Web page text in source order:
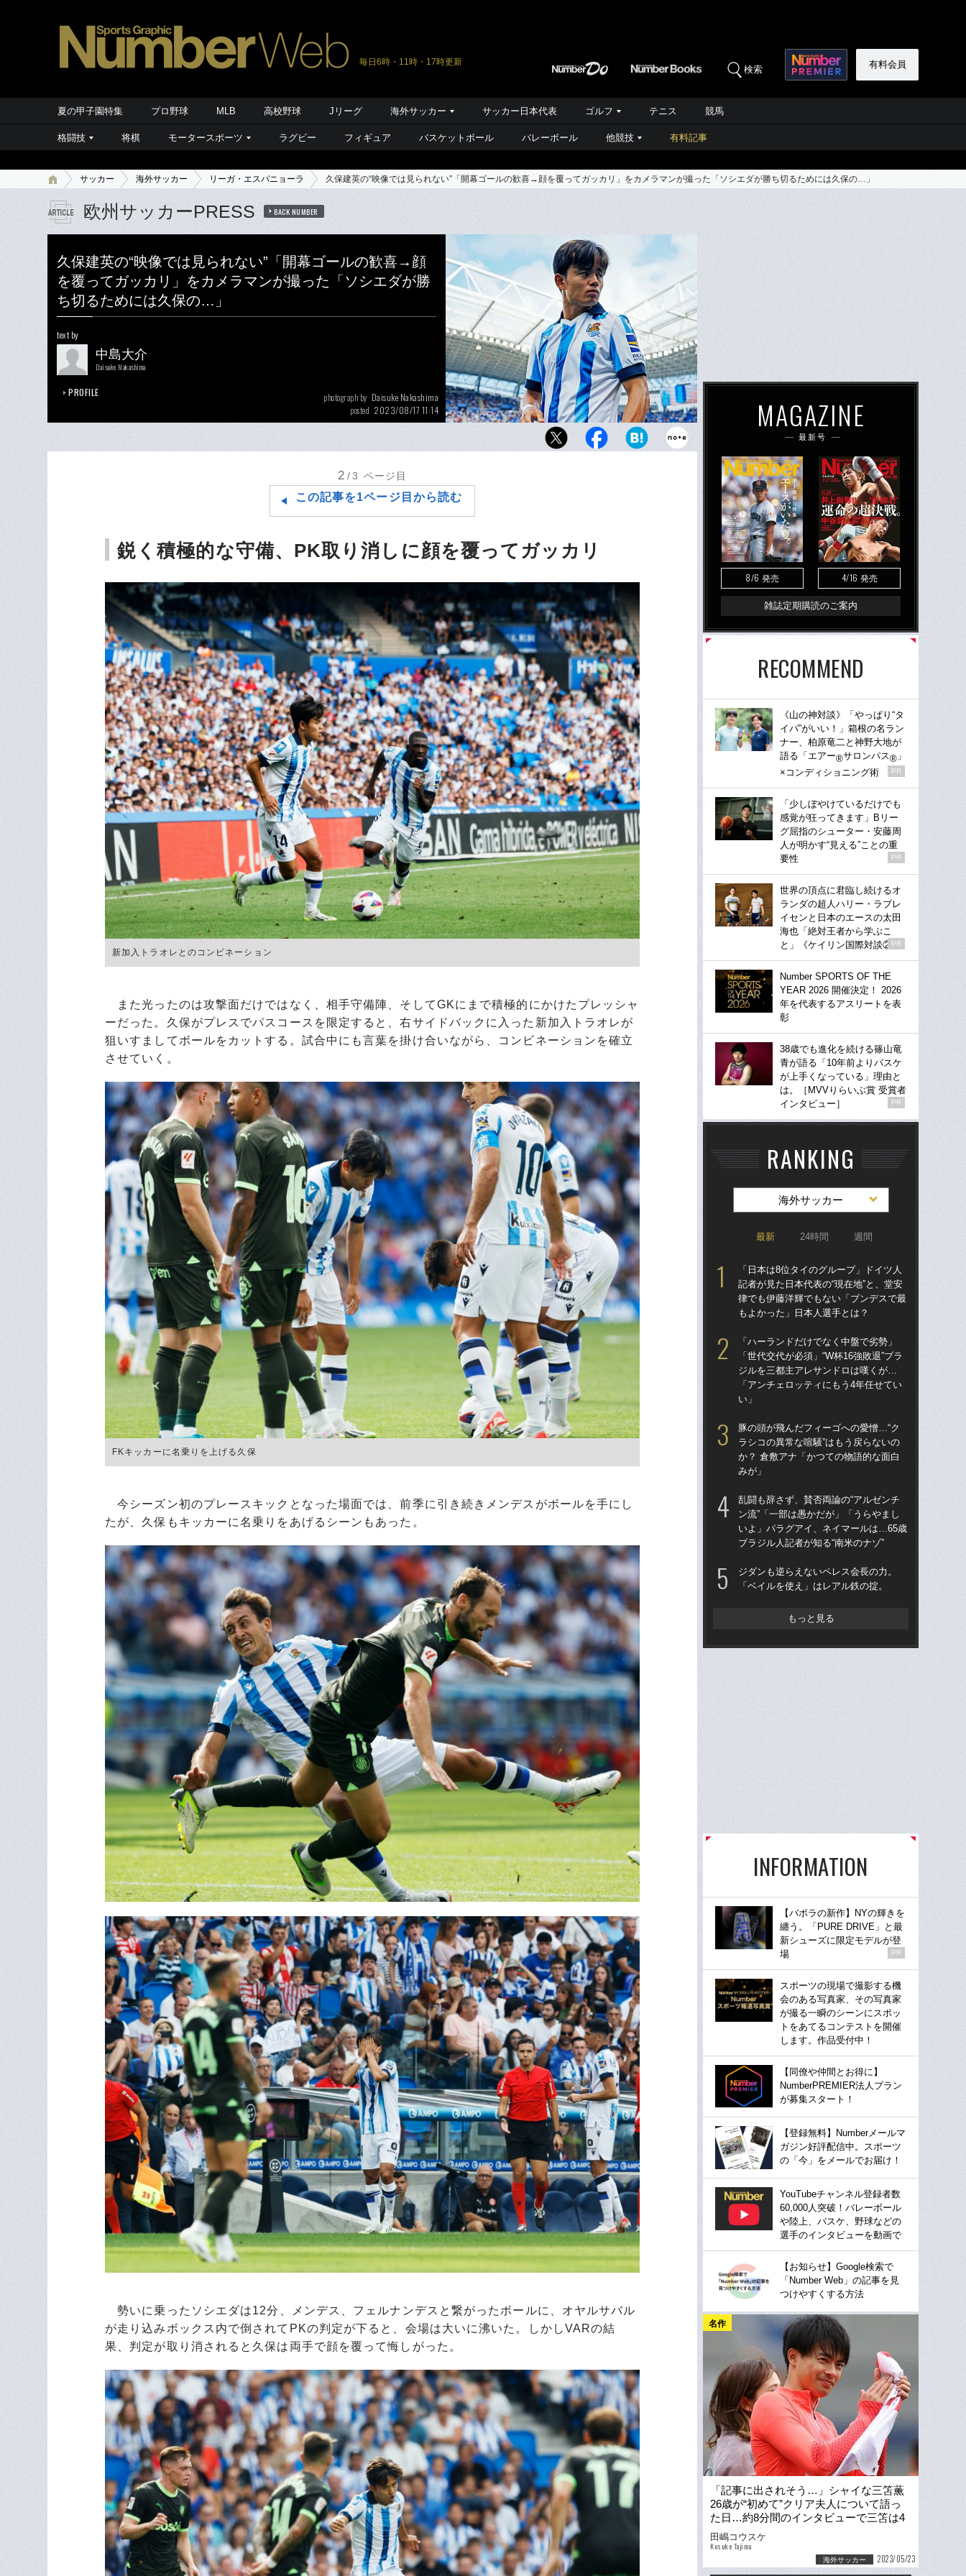
毎日6時・11時・17時更新
検索 有料会員
夏の甲子園特集 プロ野球 MLB 高校野球 Jリーグ 海外サッカー サッカー日本代表 ゴルフ テニス 競馬
格闘技 将棋 モータースポーツ ラグビー フィギュア バスケットボール バレーボール 他競技 有料記事
サッカー 海外サッカー リーガ・エスパニョーラ 久保建英の“映像では見られない”「開幕ゴールの歓喜→顔を覆ってガッカリ」をカメラマンが撮った「ソシエダが勝ち切るためには久保の…」
欧州サッカーPRESS BACK NUMBER
久保建英の“映像では見られない”「開幕ゴールの歓喜→顔
を覆ってガッカリ」をカメラマンが撮った「ソシエダが勝
ち切るためには久保の…」
text by
中島大介
Daisuke Nakashima
PROFILE photograph by Daisuke Nakashima
posted 2023/08/17 11:14
さわやかな夏空にラ・レアルのユニフォームの青と白が映
2 /3 ページ目
この記事を1ページ目から読む
鋭く積極的な守備、PK取り消しに顔を覆ってガッカリ
新加入トラオレとのコンビネーション
また光ったのは攻撃面だけではなく、相手守備陣、そしてGKにまで積極的にかけたプレッシャ
ーだった。久保がプレスでパスコースを限定すると、右サイドバックに入った新加入トラオレが
狙いすましてボールをカットする。試合中にも言葉を掛け合いながら、コンビネーションを確立
させていく。
FKキッカーに名乗りを上げる久保
今シーズン初のプレースキックとなった場面では、前季に引き続きメンデスがボールを手にし
たが、久保もキッカーに名乗りをあげるシーンもあった。
勢いに乗ったソシエダは12分、メンデス、フェルナンデスと繋がったボールに、オヤルサバル
が走り込みボックス内で倒されてPKの判定が下ると、会場は大いに沸いた。しかしVARの結
果、判定が取り消されると久保は両手で顔を覆って悔しがった。
MAGAZINE
最新号
8/6 発売 4/16 発売
雑誌定期購読のご案内
RECOMMEND
《山の神対談》「やっぱり“タ
イパ”がいい！」箱根の名ラン
ナー、柏原竜二と神野大地が
語る「エアー®サロンパス® 」
×コンディショニング術
PR
「少しぼやけているだけでも
感覚が狂ってきます」Bリー
グ屈指のシューター・安藤周
人が明かす“見える”ことの重
要性
PR
世界の頂点に君臨し続けるオ
ランダの超人ハリー・ラブレ
イセンと日本のエースの太田
海也「絶対王者から学ぶこ
と」《ケイリン国際対談②》
PR
Number SPORTS OF THE
YEAR 2026 開催決定！ 2026
年を代表するアスリートを表
彰
38歳でも進化を続ける篠山竜
青が語る「10年前よりバスケ
が上手くなっている」理由と
は。［MVVりらいぶ賞 受賞者
インタビュー］
PR
RANKING
海外サッカー
最新 24時間 週間
「日本は8位タイのグループ」ドイツ人
記者が見た日本代表の“現在地”と、堂安
律でも伊藤洋輝でもない「ブンデスで最
もよかった」日本人選手とは？
「ハーランドだけでなく中盤で劣勢」
「世代交代が必須」“W杯16強敗退”ブラ
ジルを三都主アレサンドロは嘆くが…
「アンチェロッティにもう4年任せてい
い」
豚の頭が飛んだフィーゴへの愛憎…“ク
ラシコの異常な喧騒”はもう戻らないの
か？ 倉敷アナ「かつての物語的な面白
みが」
乱闘も辞さず、賛否両論の“アルゼンチ
ン流”「一部は愚かだが」「うらやまし
いよ」パラグアイ、ネイマールは…65歳
ブラジル人記者が知る“南米のナゾ”
ジダンも逆らえないペレス会長の力。
「ベイルを使え」はレアル鉄の掟。
もっと見る
INFORMATION
【バボラの新作】NYの輝きを
纏う。「PURE DRIVE」と最
新シューズに限定モデルが登
場
PR
スポーツの現場で撮影する機
会のある写真家、その写真家
が撮る一瞬のシーンにスポッ
トをあてるコンテストを開催
します。作品受付中！
【同僚や仲間とお得に】
NumberPREMIER法人プラン
が募集スタート！
【登録無料】Numberメールマ
ガジン好評配信中。スポーツ
の「今」をメールでお届け！
YouTubeチャンネル登録者数
60,000人突破！バレーボール
や陸上、バスケ、野球などの
選手のインタビューを動画で
【お知らせ】Google検索で
「Number Web」の記事を見
つけやすくする方法
名作
「記事に出されそう…」シャイな三笘薫
26歳が“初めて”クリア夫人について語っ
た日…約8分間のインタビューで三笘は4
回も現地記者を笑わせた
田嶋コウスケ
Kosuke Tajima
海外サッカー 2023/05/23